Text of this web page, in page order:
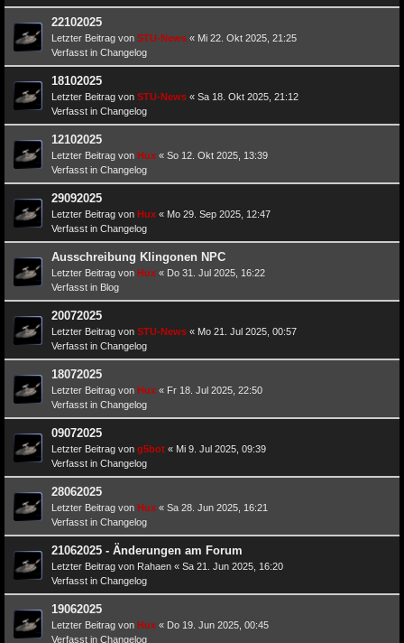
22102025
Letzter Beitrag von STU-News « Mi 22. Okt 2025, 21:25
Verfasst in Changelog
18102025
Letzter Beitrag von STU-News « Sa 18. Okt 2025, 21:12
Verfasst in Changelog
12102025
Letzter Beitrag von Hux « So 12. Okt 2025, 13:39
Verfasst in Changelog
29092025
Letzter Beitrag von Hux « Mo 29. Sep 2025, 12:47
Verfasst in Changelog
Ausschreibung Klingonen NPC
Letzter Beitrag von Hux « Do 31. Jul 2025, 16:22
Verfasst in Blog
20072025
Letzter Beitrag von STU-News « Mo 21. Jul 2025, 00:57
Verfasst in Changelog
18072025
Letzter Beitrag von Hux « Fr 18. Jul 2025, 22:50
Verfasst in Changelog
09072025
Letzter Beitrag von g5bot « Mi 9. Jul 2025, 09:39
Verfasst in Changelog
28062025
Letzter Beitrag von Hux « Sa 28. Jun 2025, 16:21
Verfasst in Changelog
21062025 - Änderungen am Forum
Letzter Beitrag von Rahaen « Sa 21. Jun 2025, 16:20
Verfasst in Changelog
19062025
Letzter Beitrag von Hux « Do 19. Jun 2025, 00:45
Verfasst in Changelog